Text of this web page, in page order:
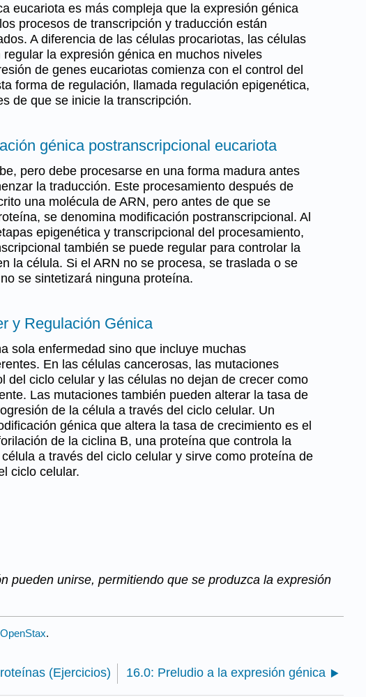
eucariota es más compleja que la expresión génica
procesos de transcripción y traducción están
A diferencia de las células procariotas, las células
la expresión génica en muchos niveles
de genes eucariotas comienza con el control del
forma de regulación, llamada regulación epigenética,
de que se inicie la transcripción.
génica postranscripcional eucariota
pero debe procesarse en una forma madura antes
la traducción. Este procesamiento después de
una molécula de ARN, pero antes de que se
se denomina modificación postranscripcional. Al
epigenética y transcripcional del procesamiento,
también se puede regular para controlar la
la célula. Si el ARN no se procesa, se traslada o se
se sintetizará ninguna proteína.
y Regulación Génica
sola enfermedad sino que incluye muchas
En las células cancerosas, las mutaciones
del ciclo celular y las células no dejan de crecer como
Las mutaciones también pueden alterar la tasa de
de la célula a través del ciclo celular. Un
génica que altera la tasa de crecimiento es el
de la ciclina B, una proteína que controla la
a través del ciclo celular y sirve como proteína de
ciclo celular.
pueden unirse, permitiendo que se produzca la expresión
OpenStax.
(Ejercicios) 16.0: Preludio a la expresión génica